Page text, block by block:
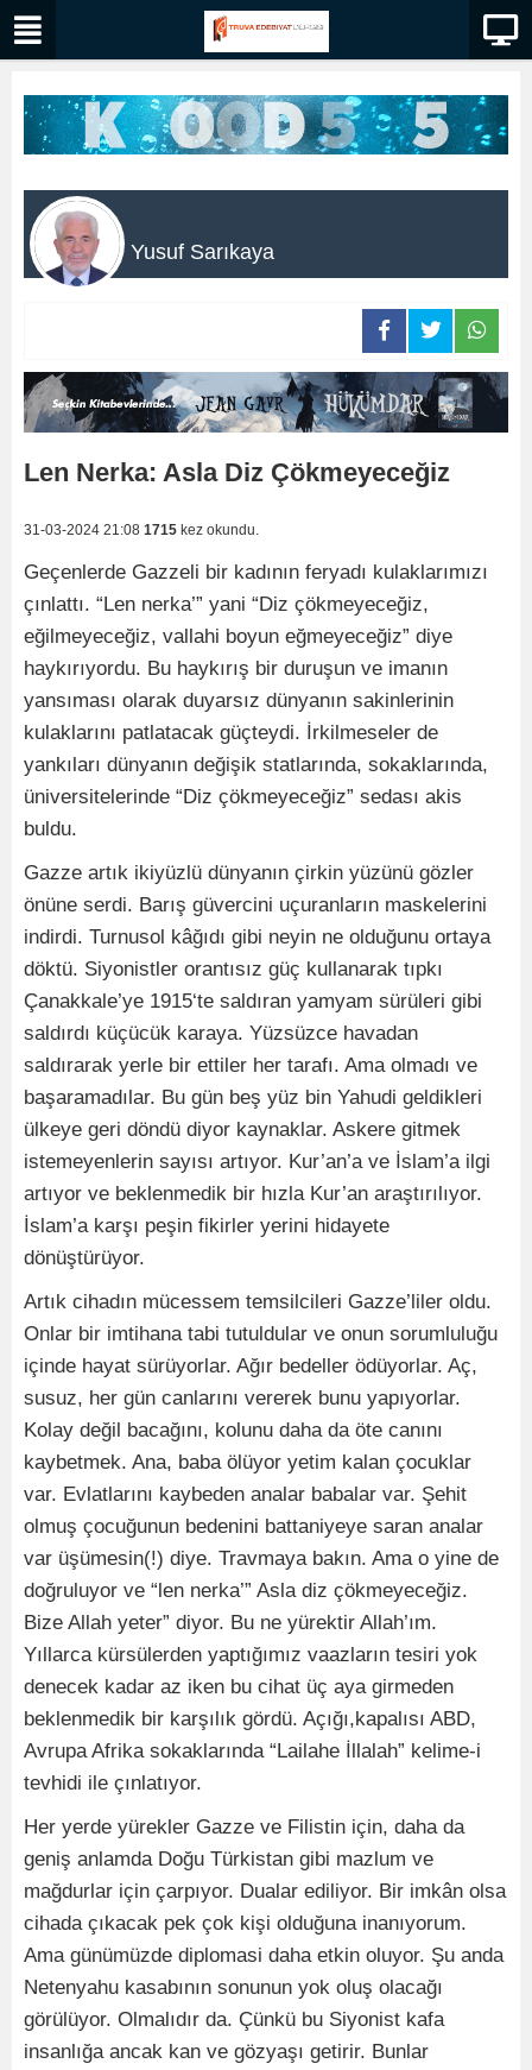
Yusuf Sarıkaya
Len Nerka: Asla Diz Çökmeyeceğiz
31-03-2024 21:08 1715 kez okundu.
Geçenlerde Gazzeli bir kadının feryadı kulaklarımızı
çınlattı. “Len nerka’” yani “Diz çökmeyeceğiz,
eğilmeyeceğiz, vallahi boyun eğmeyeceğiz” diye
haykırıyordu. Bu haykırış bir duruşun ve imanın
yansıması olarak duyarsız dünyanın sakinlerinin
kulaklarını patlatacak güçteydi. İrkilmeseler de
yankıları dünyanın değişik statlarında, sokaklarında,
üniversitelerinde “Diz çökmeyeceğiz” sedası akis
buldu.
Gazze artık ikiyüzlü dünyanın çirkin yüzünü gözler
önüne serdi. Barış güvercini uçuranların maskelerini
indirdi. Turnusol kâğıdı gibi neyin ne olduğunu ortaya
döktü. Siyonistler orantısız güç kullanarak tıpkı
Çanakkale’ye 1915‘te saldıran yamyam sürüleri gibi
saldırdı küçücük karaya. Yüzsüzce havadan
saldırarak yerle bir ettiler her tarafı. Ama olmadı ve
başaramadılar. Bu gün beş yüz bin Yahudi geldikleri
ülkeye geri döndü diyor kaynaklar. Askere gitmek
istemeyenlerin sayısı artıyor. Kur’an’a ve İslam’a ilgi
artıyor ve beklenmedik bir hızla Kur’an araştırılıyor.
İslam’a karşı peşin fikirler yerini hidayete
dönüştürüyor.
Artık cihadın mücessem temsilcileri Gazze’liler oldu.
Onlar bir imtihana tabi tutuldular ve onun sorumluluğu
içinde hayat sürüyorlar. Ağır bedeller ödüyorlar. Aç,
susuz, her gün canlarını vererek bunu yapıyorlar.
Kolay değil bacağını, kolunu daha da öte canını
kaybetmek. Ana, baba ölüyor yetim kalan çocuklar
var. Evlatlarını kaybeden analar babalar var. Şehit
olmuş çocuğunun bedenini battaniyeye saran analar
var üşümesin(!) diye. Travmaya bakın. Ama o yine de
doğruluyor ve “len nerka’” Asla diz çökmeyeceğiz.
Bize Allah yeter” diyor. Bu ne yürektir Allah’ım.
Yıllarca kürsülerden yaptığımız vaazların tesiri yok
denecek kadar az iken bu cihat üç aya girmeden
beklenmedik bir karşılık gördü. Açığı,kapalısı ABD,
Avrupa Afrika sokaklarında “Lailahe İllalah” kelime-i
tevhidi ile çınlatıyor.
Her yerde yürekler Gazze ve Filistin için, daha da
geniş anlamda Doğu Türkistan gibi mazlum ve
mağdurlar için çarpıyor. Dualar ediliyor. Bir imkân olsa
cihada çıkacak pek çok kişi olduğuna inanıyorum.
Ama günümüzde diplomasi daha etkin oluyor. Şu anda
Netenyahu kasabının sonunun yok oluş olacağı
görülüyor. Olmalıdır da. Çünkü bu Siyonist kafa
insanlığa ancak kan ve gözyaşı getirir. Bunlar